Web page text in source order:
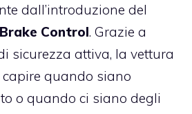
dall’introduzione del
Control. Grazie a
sicurezza attiva, la vettura
quando siano
o quando ci siano degli